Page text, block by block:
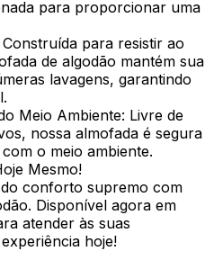
para proporcionar uma
para resistir ao
de algodão mantém sua
lavagens, garantindo
Meio Ambiente: Livre de
nossa almofada é segura
o meio ambiente.
Mesmo!
conforto supremo com
Disponível agora em
atender às suas
hoje!